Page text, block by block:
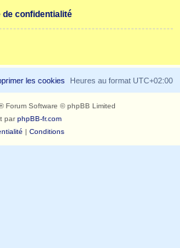
de confidentialité
Heures au format UTC+02:00
les cookies
Forum Software © phpBB Limited
parphpBB-fr.com
| Conditions